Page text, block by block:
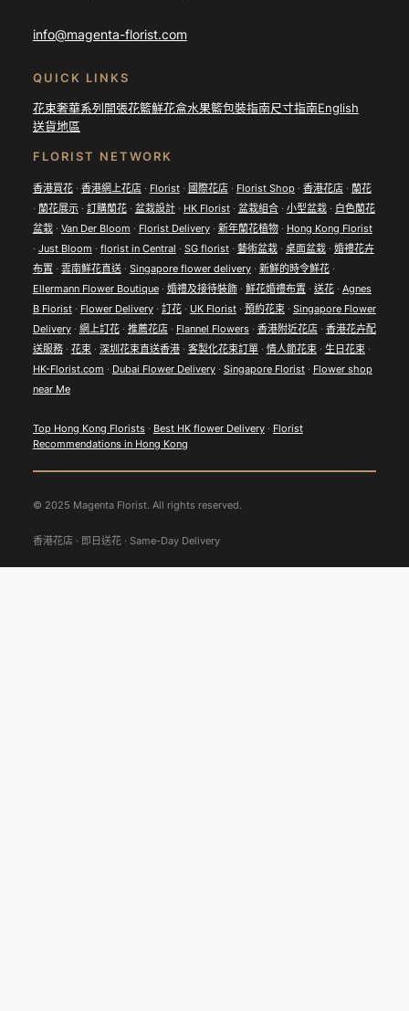
info@magenta-florist.com
QUICK LINKS
花束奢華系列開張花籃鮮花盒水果籃包裝指南尺寸指南English
送貨地區
FLORIST NETWORK
香港買花· 香港網上花店· Florist· 國際花店· Florist Shop · 香港花店· 蘭花
· 蘭花展示· 訂購蘭花· 盆栽設計· HK Florist· 盆栽組合· 小型盆栽· 白色蘭花
盆栽· Van Der Bloom · Florist Delivery· 新年蘭花植物· Hong Kong Florist
· Just Bloom · florist in Central · SG florist· 藝術盆栽· 桌面盆栽· 婚禮花卉
布置· 雲南鮮花直送· Singapore flower delivery· 新鮮的時令鮮花·
Ellermann Flower Boutique· 婚禮及接待裝飾· 鮮花婚禮布置· 送花· Agnes
B Florist· Flower Delivery· 訂花· UK Florist· 預約花束· Singapore Flower
Delivery· 網上訂花· 推薦花店· Flannel Flowers· 香港附近花店· 香港花卉配
送服務· 花束· 深圳花束直送香港· 客製化花束訂單· 情人節花束· 生日花束·
HK-Florist.com · Dubai Flower Delivery· Singapore Florist· Flower shop
near Me
Top Hong Kong Florists· Best HK flower Delivery· Florist
Recommendations in Hong Kong
© 2025 Magenta Florist. All rights reserved.
香港花店 · 即日送花 · Same-Day Delivery